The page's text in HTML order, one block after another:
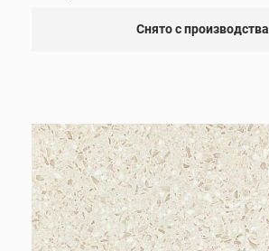
Снято с производства